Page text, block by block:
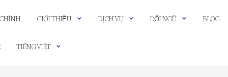
GIỚI THIỆU DỊCH VỤ ĐỘI NGŨ BLOG
TIẾNG VIỆT